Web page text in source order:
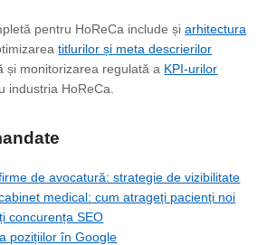
pentru HoReCa include șiarhitectura
titlurilor și meta descrierilor
și monitorizarea regulată a KPI-urilor
industria HoReCa.
de avocatură: strategie de vizibilitate
medical: cum atrageți pacienți noi
concurența SEO
pozițiilor în Google